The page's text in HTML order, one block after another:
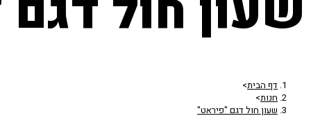
דף הבית>
חנות>
שעון חול דגם "פיראט"